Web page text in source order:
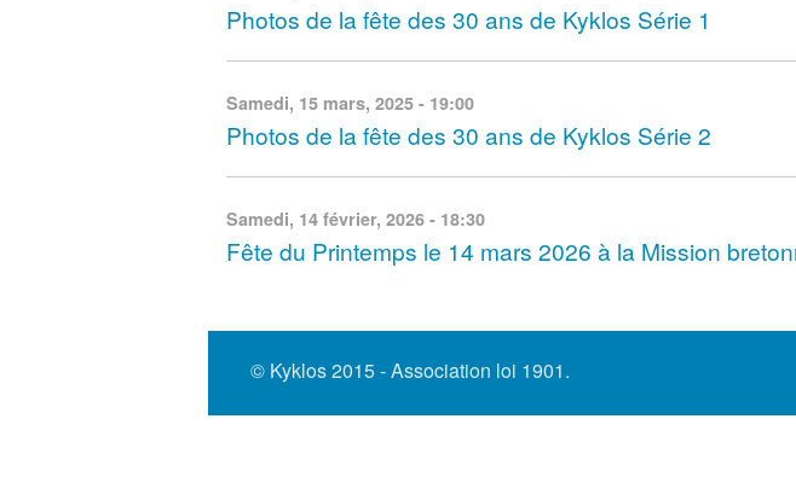
Photos de la fête des 30 ans de Kyklos Série 1
Samedi, 15 mars, 2025 - 19:00
Photos de la fête des 30 ans de Kyklos Série 2
Samedi, 14 février, 2026 - 18:30
Fête du Printemps le 14 mars 2026 à la Mission
© Kyklos 2015 - Association loi 1901.